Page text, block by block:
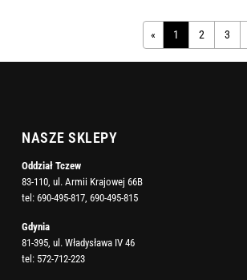
« 1 2 3
NASZE SKLEPY
Oddział Tczew
83-110, ul. Armii Krajowej 66B
tel: 690-495-817 690-495-815
Gdynia
81-395, ul. Władysława IV 46
tel: 572-712-223